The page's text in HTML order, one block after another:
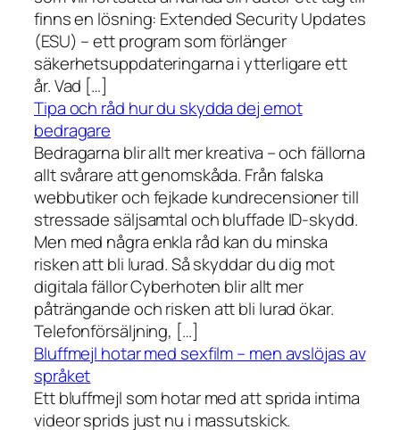
finns en lösning: Extended Security Updates
(ESU) – ett program som förlänger
säkerhetsuppdateringarna i ytterligare ett
år. Vad […]
Tipa och råd hur du skydda dej emot
bedragare
Bedragarna blir allt mer kreativa – och fällorna
allt svårare att genomskåda. Från falska
webbutiker och fejkade kundrecensioner till
stressade säljsamtal och bluffade ID-skydd.
Men med några enkla råd kan du minska
risken att bli lurad. Så skyddar du dig mot
digitala fällor Cyberhoten blir allt mer
påträngande och risken att bli lurad ökar.
Telefonförsäljning, […]
Bluffmejl hotar med sexfilm – men avslöjas av
språket
Ett bluffmejl som hotar med att sprida intima
videor sprids just nu i massutskick.